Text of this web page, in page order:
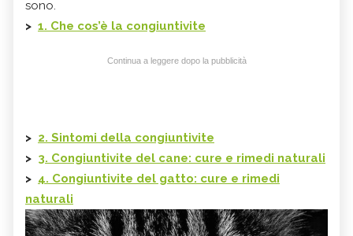
sono.
> 1. Che cos’è la congiuntivite
Continua a leggere dopo la pubblicità
> 2. Sintomi della congiuntivite
> 3. Congiuntivite del cane: cure e rimedi naturali
> 4. Congiuntivite del gatto: cure e rimedi
naturali